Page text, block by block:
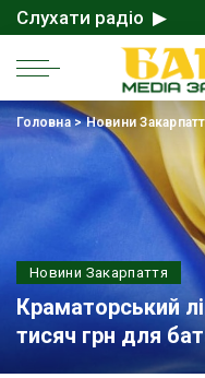
Слухати радіо ▶
Головна>Новини
Новини Закарпаття
Краматорський
тисяч грн для